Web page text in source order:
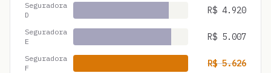
Seguradora
D
R$ 4.920
Seguradora
E
R$ 5.007
Seguradora
F
R$5.626